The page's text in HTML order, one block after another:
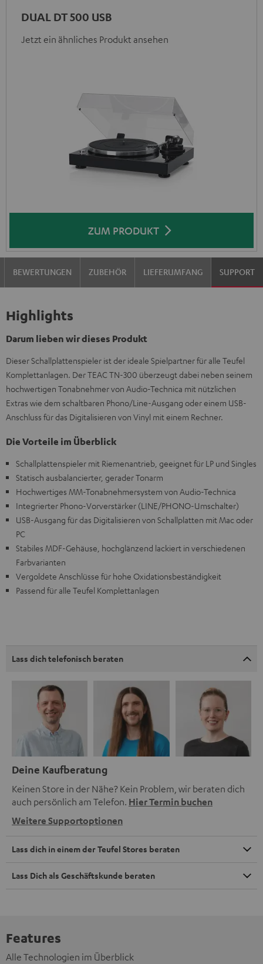
DUAL DT 500 USB
Jetzt ein ähnliches Produkt ansehen
ZUM PRODUKT
BEWERTUNGEN ZUBEHÖR LIEFERUMFANG SUPPORT
Highlights
Darum lieben wir dieses Produkt
Dieser Schallplattenspieler ist der ideale Spielpartner für alle Teufel
Komplettanlagen. Der TEAC TN-300 überzeugt dabei neben seinem
hochwertigen Tonabnehmer von Audio-Technica mit nützlichen
Extras wie dem schaltbaren Phono/Line-Ausgang oder einem USB-
Anschluss für das Digitalisieren von Vinyl mit einem Rechner.
Die Vorteile im Überblick
Schallplattenspieler mit Riemenantrieb, geeignet für LP und Singles
Statisch ausbalancierter, gerader Tonarm
Hochwertiges MM-Tonabnehmersystem von Audio-Technica
Integrierter Phono-Vorverstärker (LINE/PHONO-Umschalter)
USB-Ausgang für das Digitalisieren von Schallplatten mit Mac oder
PC
Stabiles MDF-Gehäuse, hochglänzend lackiert in verschiedenen
Farbvarianten
Vergoldete Anschlüsse für hohe Oxidationsbeständigkeit
Passend für alle Teufel Komplettanlagen
Lass dich telefonisch beraten
Deine Kaufberatung
Keinen Store in der Nähe? Kein Problem, wir beraten dich
auch persönlich am Telefon. Hier Termin buchen
Weitere Supportoptionen
Lass dich in einem der Teufel Stores beraten
Lass Dich als Geschäftskunde beraten
Features
Alle Technologien im Überblick